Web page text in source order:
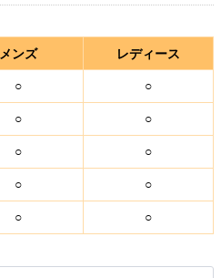
メンズ レディース
○ ○
○ ○
○ ○
○ ○
○ ○